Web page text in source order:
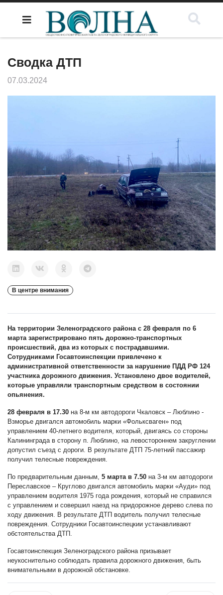
Сводка ДТП
07.03.2024
В центре внимания
На территории Зеленоградского района с 28 февраля по 6
марта зарегистрировано пять дорожно-транспортных
происшествий, два из которых с пострадавшими.
Сотрудниками Госавтоинспекции привлечено к
административной ответственности за нарушение ПДД РФ 124
участника дорожного движения. Установлено двое водителей,
которые управляли транспортным средством в состоянии
опьянения.
28 февраля в 17.30 на 8-м км автодороги Чкаловск – Люблино -
Взморье двигался автомобиль марки «Фольксваген» под
управлением 40-летнего водителя, который, двигаясь со стороны
Калининграда в сторону п. Люблино, на левостороннем закруглении
допустил съезд с дороги. В результате ДТП 75-летний пассажир
получил телесные повреждения.
По предварительным данным, 5 марта в 7.50 на 3-м км автодороги
Переславское – Круглово двигался автомобиль марки «Ауди» под
управлением водителя 1975 года рождения, который не справился
с управлением и совершил наезд на придорожное дерево слева по
ходу движения. В результате ДТП водитель получил телесные
повреждения. Сотрудники Госавтоинспецкии устанавливают
обстоятельства ДТП.
Госавтоинспекция Зеленоградского района призывает
неукоснительно соблюдать правила дорожного движения, быть
внимательными в дорожной обстановке.